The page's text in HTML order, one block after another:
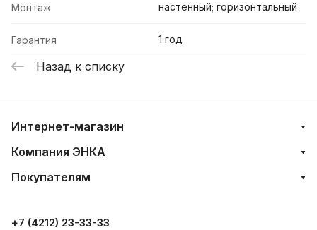
Монтаж настенный; горизонтальный
Гарантия 1 год
Назад к списку
Интернет-магазин
Компания ЭНКА
Покупателям
+7 (4212) 23-33-33